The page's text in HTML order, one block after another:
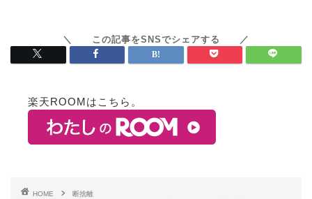
楽天ROOMはこちら。
HOME
断捨離